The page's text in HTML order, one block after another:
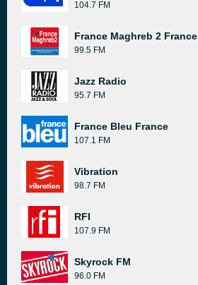
104.7 FM
France Maghreb 2 France
99.5 FM
Jazz Radio
95.7 FM
France Bleu France
107.1 FM
Vibration
98.7 FM
RFI
107.9 FM
Skyrock FM
96.0 FM